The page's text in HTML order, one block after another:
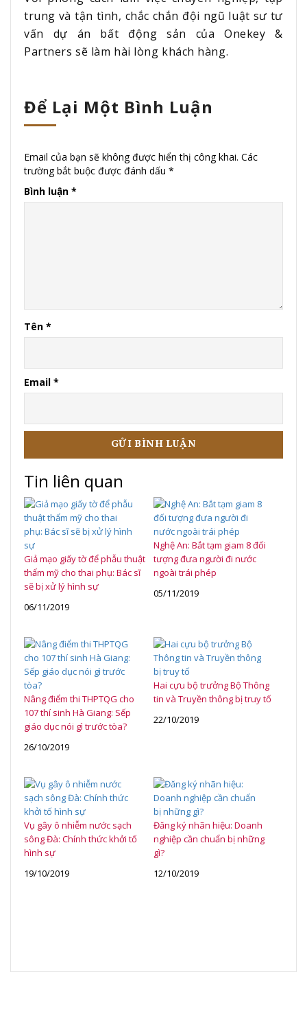
trung và tận tình, chắc chắn đội ngũ luật sư tư
vấn dự án bất động sản của Onekey &
Partners sẽ làm hài lòng khách hàng.
Để Lại Một Bình Luận
Email của bạn sẽ không được hiển thị công khai. Các
trường bắt buộc được đánh dấu *
Bình luận *
Tên *
Email *
Tin liên quan
Giả mạo giấy tờ để phẫu thuật
thẩm mỹ cho thai phụ: Bác sĩ
sẽ bị xử lý hình sự
06/11/2019
Nghệ An: Bắt tạm giam 8 đối
tượng đưa người đi nước
ngoài trái phép
05/11/2019
Nâng điểm thi THPTQG cho
107 thí sinh Hà Giang: Sếp
giáo dục nói gì trước tòa?
26/10/2019
Hai cựu bộ trưởng Bộ Thông
tin và Truyền thông bị truy tố
22/10/2019
Vụ gây ô nhiễm nước sạch
sông Đà: Chính thức khởi tố
hình sự
19/10/2019
Đăng ký nhãn hiệu: Doanh
nghiệp cần chuẩn bị những
gì?
12/10/2019